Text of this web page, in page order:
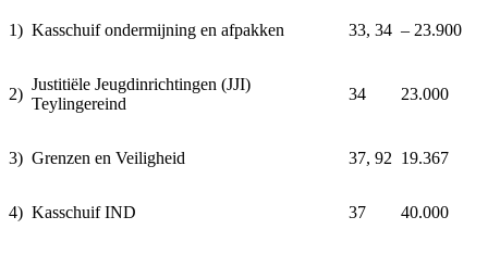
1) Kasschuif ondermijning en afpakken 33, 34 ‒ 23.900
2)
Justitiële Jeugdinrichtingen (JJI)
Teylingereind
34 23.000
3) Grenzen en Veiligheid 37, 92 19.367
4) Kasschuif IND 37 40.000